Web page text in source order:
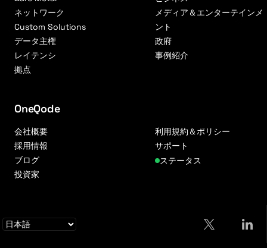
ネットワーク
Custom Solutions
データ主権
レイテンシ
拠点
メディア＆エンターテインメ
ント
政府
事例紹介
OneQode
会社概要
採用情報
ブログ
投資家
利用規約＆ポリシー
サポート
ステータス